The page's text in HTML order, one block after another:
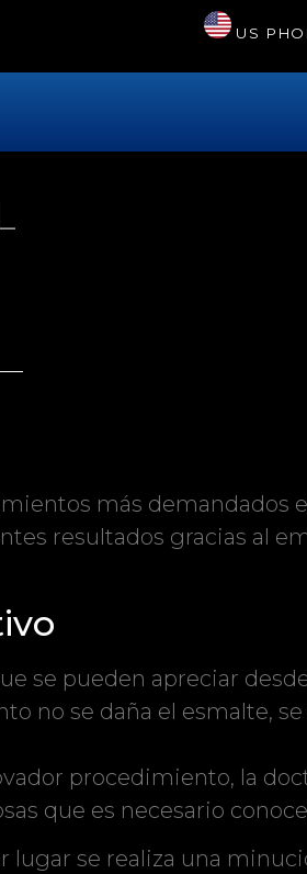
US
más demandados
resultados gracias al
se pueden apreciar
no se daña el esmalte,
procedimiento, la
que es necesario
se realiza una